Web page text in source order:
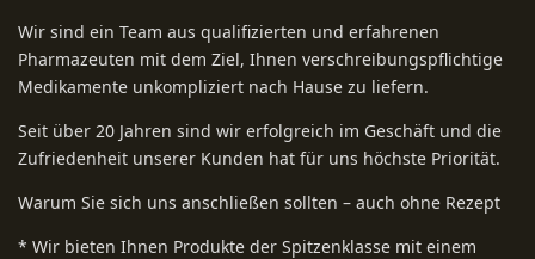
Wir sind ein Team aus qualifizierten und erfahrenen
Pharmazeuten mit dem Ziel, Ihnen verschreibungspflichtige
Medikamente unkompliziert nach Hause zu liefern.
Seit über 20 Jahren sind wir erfolgreich im Geschäft und die
Zufriedenheit unserer Kunden hat für uns höchste Priorität.
Warum Sie sich uns anschließen sollten – auch ohne Rezept
* Wir bieten Ihnen Produkte der Spitzenklasse mit einem